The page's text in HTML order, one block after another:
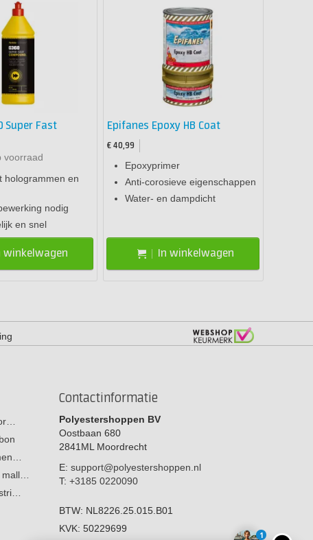
Super Fast
voorraad
hologrammen en
nodig
en snel
winkelwagen
Epifanes Epoxy HB Coat
€ 40,99
Epoxyprimer
Anti-corosieve eigenschappen
Water- en dampdicht
In winkelwagen
Contactinformatie
Polyestershoppen BV
Oostbaan 680
2841ML Moordrecht
E: support@polyestershoppen.nl
T: +3185 0220090
BTW: NL8226.25.015.B01
KVK: 50229699
1